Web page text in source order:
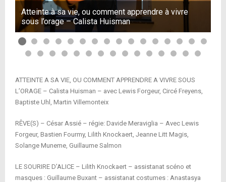
Atteinte à sa vie, ou comment apprendre à vivre
sous l’orage – Calista Huisman
ATTEINTE A SA VIE, OU COMMENT APPRENDRE A VIVRE SOUS
L’ORAGE – Calista Huisman – avec Lewis Forgeur, Circé Freyens,
Baptiste Uhl, Martin Villemonteix
RÊVE(S) – César Assié – régie: Davide Meraviglia – Avec Lewis
Forgeur, Bastien Fourmy, Lilith Knockaert, Jeanne Litt Magis,
Solange Muneme, Guillaume Salmon
LE SOURIRE D’ALICE – Lilith Knockaert – assistanat scéno et
masques : Guillaume Buxant – assistanat costumes : Anastasya